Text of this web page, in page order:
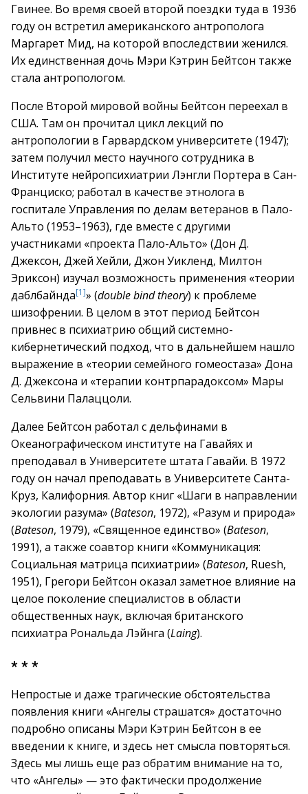
Гвинее. Во время своей второй поездки туда в 1936
году он встретил американского антрополога
Маргарет Мид, на которой впоследствии женился.
Их единственная дочь Мэри Кэтрин Бейтсон также
стала антропологом.
После Второй мировой войны Бейтсон переехал в
США. Там он прочитал цикл лекций по
антропологии в Гарвардском университете (1947);
затем получил место научного сотрудника в
Институте нейропсихиатрии Лэнгли Портера в Сан-
Франциско; работал в качестве этнолога в
госпитале Управления по делам ветеранов в Пало-
Альто (1953–1963), где вместе с другими
участниками «проекта Пало-Альто» (Дон Д.
Джексон, Джей Хейли, Джон Уикленд, Милтон
Эриксон) изучал возможность применения «теории
даблбайнда[1]» (double bind theory) к проблеме
шизофрении. В целом в этот период Бейтсон
привнес в психиатрию общий системно-
кибернетический подход, что в дальнейшем нашло
выражение в «теории семейного гомеостаза» Дона
Д. Джексона и «терапии контрпарадоксом» Мары
Сельвини Палаццоли.
Далее Бейтсон работал с дельфинами в
Океанографическом институте на Гавайях и
преподавал в Университете штата Гавайи. В 1972
году он начал преподавать в Университете Санта-
Круз, Калифорния. Автор книг «Шаги в направлении
экологии разума» (Bateson, 1972), «Разум и природа»
(Bateson, 1979), «Священное единство» (Bateson,
1991), а также соавтор книги «Коммуникация:
Социальная матрица психиатрии» (Bateson, Ruesh,
1951), Грегори Бейтсон оказал заметное влияние на
целое поколение специалистов в области
общественных наук, включая британского
психиатра Рональда Лэйнга (Laing).
* * *
Непростые и даже трагические обстоятельства
появления книги «Ангелы страшатся» достаточно
подробно описаны Мэри Кэтрин Бейтсон в ее
введении к книге, и здесь нет смысла повторяться.
Здесь мы лишь еще раз обратим внимание на то,
что «Ангелы» — это фактически продолжение